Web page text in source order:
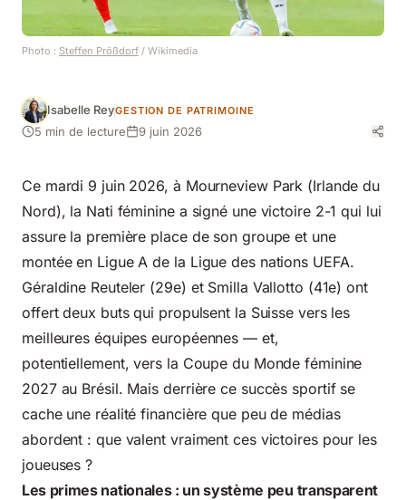
Photo : Steffen Prößdorf / Wikimedia
Isabelle ReyGESTION DE PATRIMOINE
5 min de lecture 9 juin 2026
Ce mardi 9 juin 2026, à Mourneview Park (Irlande du
Nord), la Nati féminine a signé une victoire 2-1 qui lui
assure la première place de son groupe et une
montée en Ligue A de la Ligue des nations UEFA.
Géraldine Reuteler (29e) et Smilla Vallotto (41e) ont
offert deux buts qui propulsent la Suisse vers les
meilleures équipes européennes — et,
potentiellement, vers la Coupe du Monde féminine
2027 au Brésil. Mais derrière ce succès sportif se
cache une réalité financière que peu de médias
abordent : que valent vraiment ces victoires pour les
joueuses ?
Les primes nationales : un système peu transparent